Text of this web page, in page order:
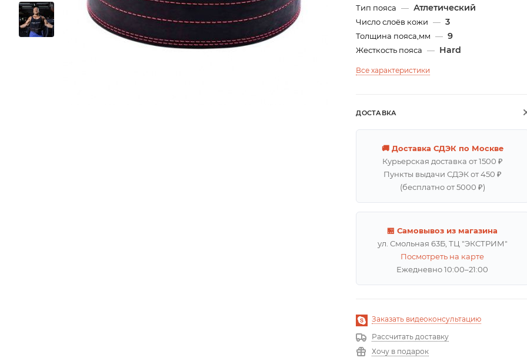
Тип пояса — Атлетический
Число слоёв кожи — 3
Толщина пояса,мм — 9
Жесткость пояса — Hard
Все характеристики
ДОСТАВКА
🚚 Доставка СДЭК по Москве
Курьерская доставка от 1500 ₽
Пункты выдачи СДЭК от 450 ₽
(бесплатно от 5000 ₽)
🏪 Самовывоз из магазина
ул. Смольная 63Б, ТЦ "ЭКСТРИМ"
Посмотреть на карте
Ежедневно 10:00–21:00
Заказать видеоконсультацию
Рассчитать доставку
Хочу в подарок